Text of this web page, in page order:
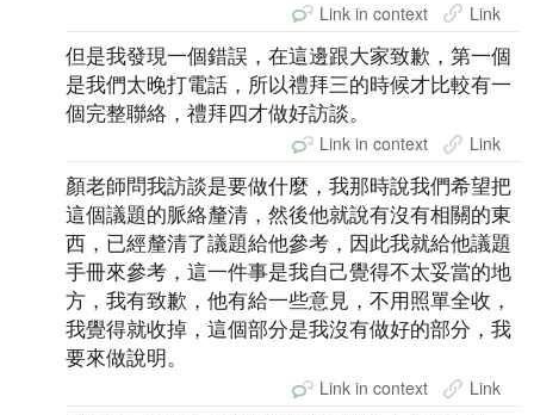
Link in context Link
但是我發現一個錯誤，在這邊跟大家致歉，第一個
是我們太晚打電話，所以禮拜三的時候才比較有一
個完整聯絡，禮拜四才做好訪談。
Link in context Link
顏老師問我訪談是要做什麼，我那時說我們希望把
這個議題的脈絡釐清，然後他就說有沒有相關的東
西，已經釐清了議題給他參考，因此我就給他議題
手冊來參考，這一件事是我自己覺得不太妥當的地
方，我有致歉，他有給一些意見，不用照單全收，
我覺得就收掉，這個部分是我沒有做好的部分，我
要來做說明。
Link in context Link